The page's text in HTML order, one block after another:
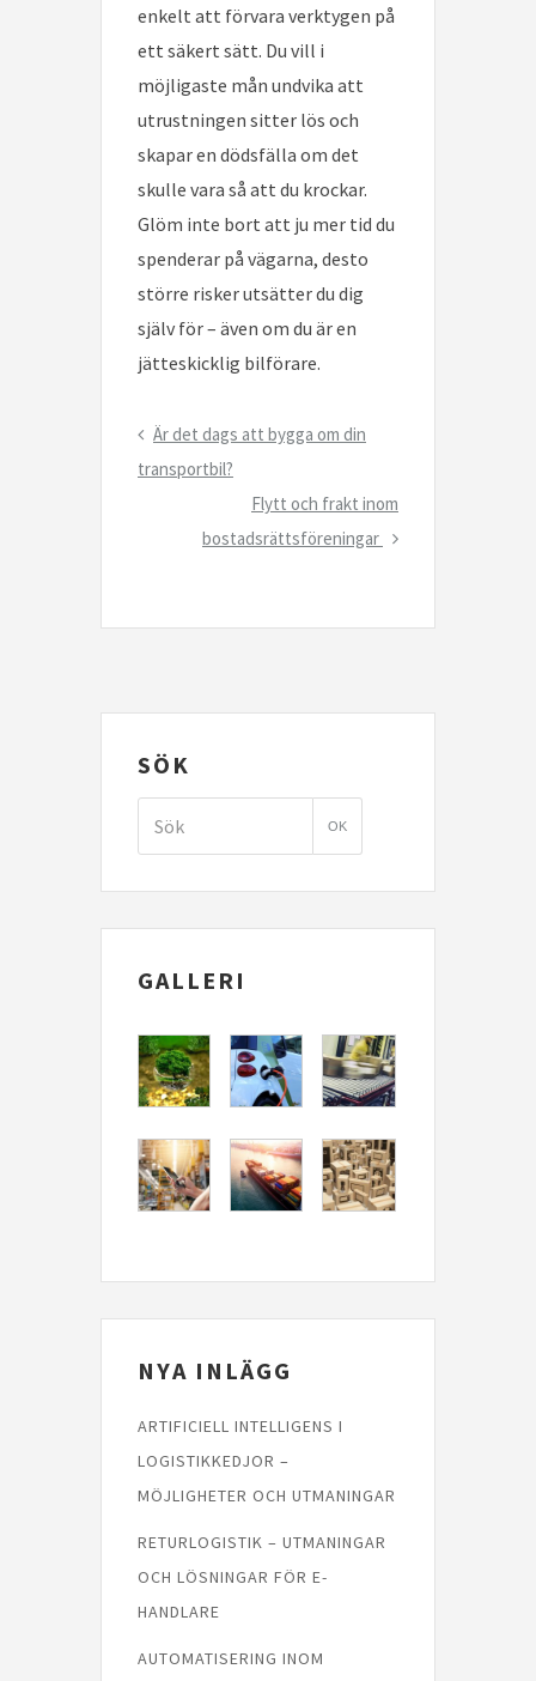
enkelt att förvara verktygen på
ett säkert sätt. Du vill i
möjligaste mån undvika att
utrustningen sitter lös och
skapar en dödsfälla om det
skulle vara så att du krockar.
Glöm inte bort att ju mer tid du
spenderar på vägarna, desto
större risker utsätter du dig
själv för – även om du är en
jätteskicklig bilförare.
Inläggsnavigering
Previous
Post
Är det dags att bygga om din
transportbil?
Next
Post
Flytt och frakt inom
bostadsrättsföreningar
SÖK
GALLERI
NYA INLÄGG
ARTIFICIELL INTELLIGENS I
LOGISTIKKEDJOR –
MÖJLIGHETER OCH UTMANINGAR
RETURLOGISTIK – UTMANINGAR
OCH LÖSNINGAR FÖR E-
HANDLARE
AUTOMATISERING INOM